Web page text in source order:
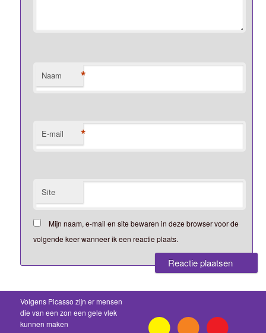
Naam *
E-mail *
Site
Mijn naam, e-mail en site bewaren in deze browser voor de
volgende keer wanneer ik een reactie plaats.
Volgens Picasso zijn er mensen
die van een zon een gele vlek
kunnen maken